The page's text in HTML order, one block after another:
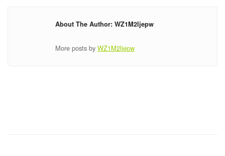
About The Author: WZ1M2ljepw
More posts byWZ1M2ljepw